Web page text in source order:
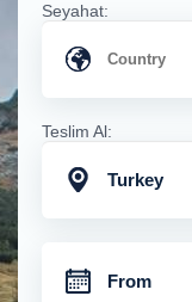
Seyahat:
Teslim Al:
Turkey